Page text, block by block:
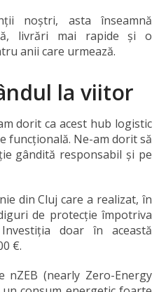
noștri, asta înseamnă
livrări mai rapide și o
anii care urmează.
la viitor
dorit ca acest hub logistic
funcțională. Ne-am dorit să
gândită responsabil și pe
din Cluj care a realizat, în
de protecție împotriva
doar în această
€.
nZEB (nearly Zero-Energy